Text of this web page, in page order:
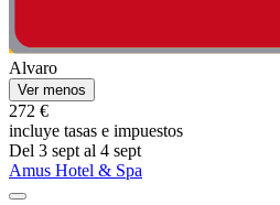
Alvaro
Ver menos
272 €
incluye tasas e impuestos
Del 3 sept al 4 sept
Amus Hotel & Spa